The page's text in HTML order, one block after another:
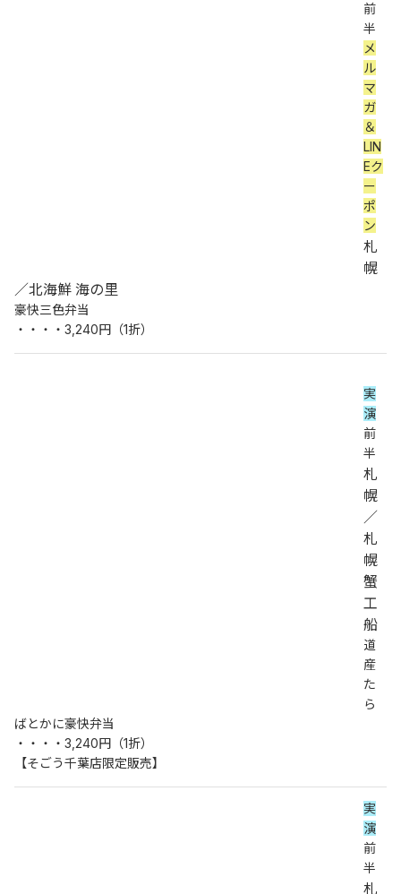
前
半
メ
ル
マ
ガ
＆
LIN
Eク
ー
ポ
ン
札
幌
／北海鮮 海の里
豪快三色弁当
・・・・3,240円（1折）
実
演
前
半
札
幌
／
札
幌
蟹
工
船
道
産
た
ら
ばとかに豪快弁当
・・・・3,240円（1折）
【そごう千葉店限定販売】
実
演
前
半
札